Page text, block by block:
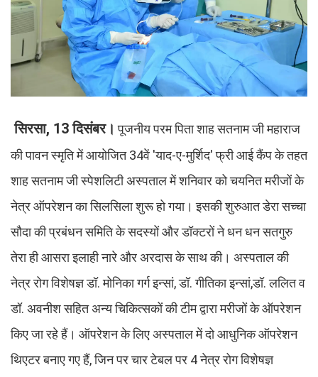
सिरसा, 13 दिसंबर। पूजनीय परम पिता शाह सतनाम जी महाराज
की पावन स्मृति में आयोजित 34वें 'याद-ए-मुर्शिद' फ्री आई कैंप के तहत
शाह सतनाम जी स्पेशलिटी अस्पताल में शनिवार को चयनित मरीजों के
नेत्र ऑपरेशन का सिलसिला शुरू हो गया। इसकी शुरुआत डेरा सच्चा
सौदा की प्रबंधन समिति के सदस्यों और डॉक्टरों ने धन धन सतगुरु
तेरा ही आसरा इलाही नारे और अरदास के साथ की। अस्पताल की
नेत्र रोग विशेषज्ञ डॉ. मोनिका गर्ग इन्सां, डॉ. गीतिका इन्सां,डॉ. ललित व
डॉ. अवनीश सहित अन्य चिकित्सकों की टीम द्वारा मरीजों के ऑपरेशन
किए जा रहे हैं। ऑपरेशन के लिए अस्पताल में दो आधुनिक ऑपरेशन
थिएटर बनाए गए हैं, जिन पर चार टेबल पर 4 नेत्र रोग विशेषज्ञ